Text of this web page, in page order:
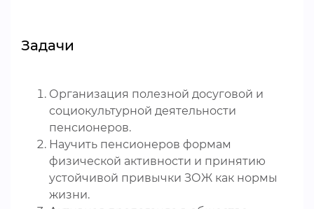
Задачи
Организация полезной досуговой и
социокультурной деятельности
пенсионеров.
Научить пенсионеров формам
физической активности и принятию
устойчивой привычки ЗОЖ как нормы
жизни.